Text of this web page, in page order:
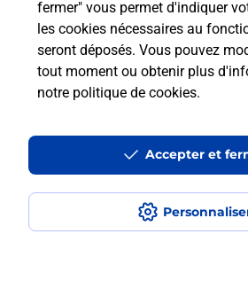
fermer" vous permet d'indiquer
les cookies nécessaires au
seront déposés. Vous pouvez
tout moment ou obtenir plus
notre politique de cookies.
Accepter et
CARREFOUR EXPRESS
Fermé-ouvre dimanche à
108 RUE DE HOCHFELDEN
Itinéraire
Relais Pickup
Le lien s'ouvre dans un nouvel onglet